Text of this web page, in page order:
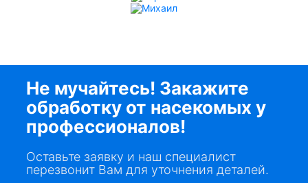
Не мучайтесь! Закажите
обработку от насекомых у
профессионалов!
Оставьте заявку и наш специалист
перезвонит Вам для уточнения деталей.